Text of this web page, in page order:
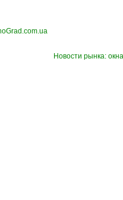
Новости рынка: